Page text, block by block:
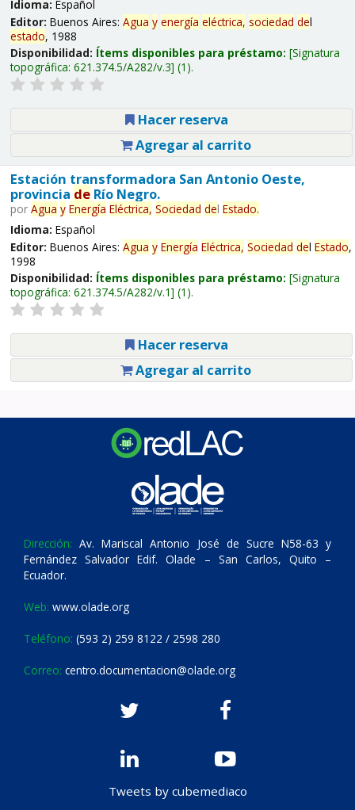
Idioma: Español
Editor: Buenos Aires: Agua y energía eléctrica, sociedad del
estado, 1988
Disponibilidad: Ítems disponibles para préstamo: Signatura
topográfica: 621.374.5/A282/v.3 (1).
Hacer reserva
Agregar al carrito
Estación transformadora San Antonio Oeste,
provincia deRío Negro.
por Agua y Energía Eléctrica, Sociedad del Estado.
Idioma: Español
Editor: Buenos Aires: Agua y Energía Eléctrica, Sociedad del Estado,
1998
Disponibilidad: Ítems disponibles para préstamo: Signatura
topográfica: 621.374.5/A282/v.1 (1).
Hacer reserva
Agregar al carrito
Dirección: Av. Mariscal Antonio José de Sucre N58-63 y
Fernández Salvador Edif. Olade – San Carlos, Quito –
Ecuador.
Web: www.olade.org
Teléfono: (593 2) 259 8122 / 2598 280
Correo: centro.documentacion@olade.org
Tweets by cubemediaco